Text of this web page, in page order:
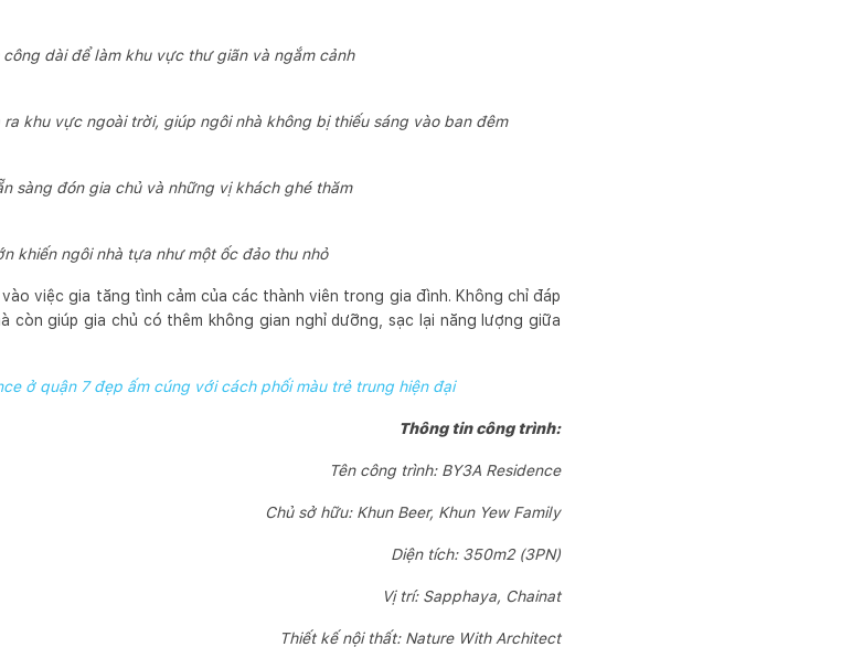
công dài để làm khu vực thư giãn và ngắm cảnh
khu vực ngoài trời, giúp ngôi nhà không bị thiếu sáng vào ban đêm
sàng đón gia chủ và những vị khách ghé thăm
khiến ngôi nhà tựa như một ốc đảo thu nhỏ
việc gia tăng tình cảm của các thành viên trong gia đình. Không chỉ đáp
còn giúp gia chủ có thêm không gian nghỉ dưỡng, sạc lại năng lượng giữa
ở quận 7 đẹp ấm cúng với cách phối màu trẻ trung hiện đại
Thông tin công trình:
Tên công trình: BY3A Residence
Chủ sở hữu: Khun Beer, Khun Yew Family
Diện tích: 350m2 (3PN)
Vị trí: Sapphaya, Chainat
Thiết kế nội thất: Nature With Architect